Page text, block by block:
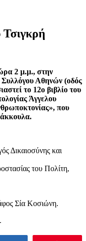
Τσιγκρή
2 μ.μ., στην
Αθηνών (οδός
το 12ο βιβλίο του
Άγγελου
που
Δικαιοσύνης και
του Πολίτη,
Σία Κοσιώνη.